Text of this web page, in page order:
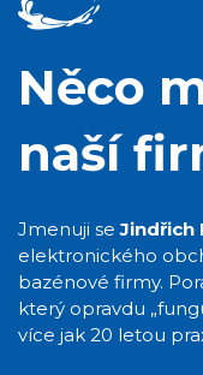
Něco
naší
Jmenuji seJindřich
elektronického
bazénové firmy.
který opravdu
více jak 20 letou